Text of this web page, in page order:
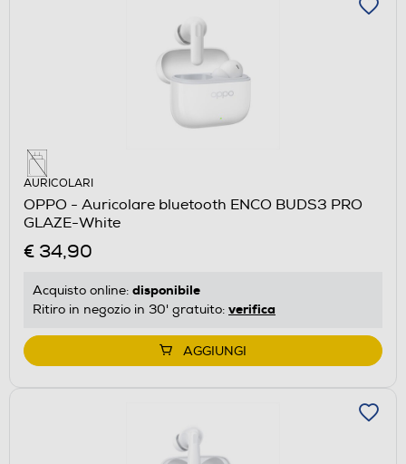
AURICOLARI
OPPO - Auricolare bluetooth ENCO BUDS3 PRO
GLAZE-White
€ 34,90
Acquisto online: disponibile
Ritiro in negozio in 30' gratuito: verifica
AGGIUNGI